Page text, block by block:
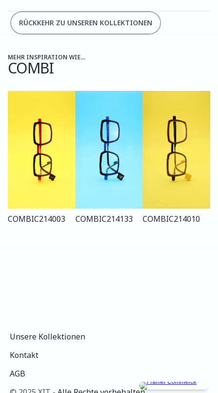
RÜCKKEHR ZU UNSEREN KOLLEKTIONEN
MEHR INSPIRATION WIE...
COMBI
COMBIC214003 COMBIC214133 COMBIC214010
Unsere Kollektionen
Kontakt
AGB